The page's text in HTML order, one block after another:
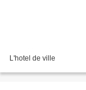
L'hotel de ville